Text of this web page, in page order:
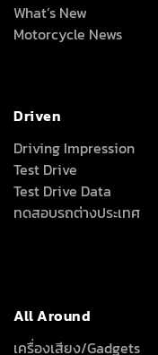
What’s New
Motorcycle News
Driven
Driving Impression
Test Drive
Test Drive Data
ทดสอบรถต่างประเทศ
All Around
เครื่องเสียง/Gadgets